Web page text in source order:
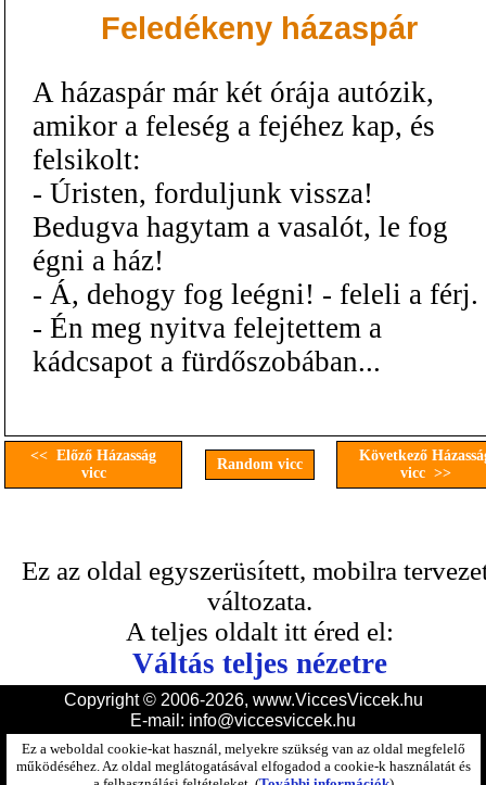
Feledékeny házaspár
A házaspár már két órája autózik,
amikor a feleség a fejéhez kap, és
felsikolt:
- Úristen, forduljunk vissza!
Bedugva hagytam a vasalót, le fog
égni a ház!
- Á, dehogy fog leégni! - feleli a férj.
- Én meg nyitva felejtettem a
kádcsapot a fürdőszobában...
<< Előző Házasság
vicc
Random vicc
Következő
vicc >>
Ez az oldal egyszerüsített, mobilra
változata.
A teljes oldalt itt éred el:
Váltás teljes nézetre
Copyright © 2006-2026, www.ViccesViccek.hu
E-mail: info@viccesviccek.hu
Ez a weboldal cookie-kat használ, melyekre szükség van az oldal megfelelő
működéséhez. Az oldal meglátogatásával elfogadod a cookie-k használatát és